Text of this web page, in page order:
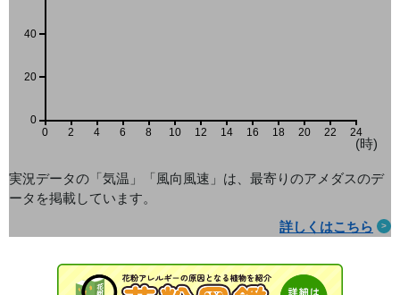
0 2 4 6 8 10 12 14 16 18 20 22 24
(時)
0
20
40
実況データの「気温」「風向風速」は、最寄りのアメダスのデ
ータを掲載しています。
詳しくはこちら